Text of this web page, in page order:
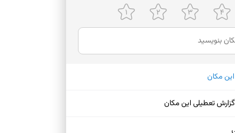
۷ تا ۱ بامداد
۷ تا ۱ بامداد
این مکان
تعطیلی این مکان